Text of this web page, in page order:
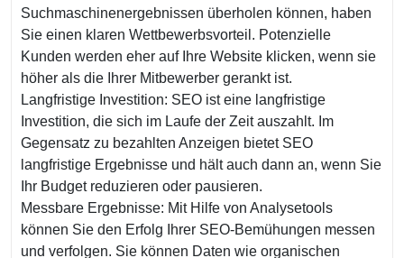
Suchmaschinenergebnissen überholen können, haben
Sie einen klaren Wettbewerbsvorteil. Potenzielle
Kunden werden eher auf Ihre Website klicken, wenn sie
höher als die Ihrer Mitbewerber gerankt ist.
Langfristige Investition: SEO ist eine langfristige
Investition, die sich im Laufe der Zeit auszahlt. Im
Gegensatz zu bezahlten Anzeigen bietet SEO
langfristige Ergebnisse und hält auch dann an, wenn Sie
Ihr Budget reduzieren oder pausieren.
Messbare Ergebnisse: Mit Hilfe von Analysetools
können Sie den Erfolg Ihrer SEO-Bemühungen messen
und verfolgen. Sie können Daten wie organischen